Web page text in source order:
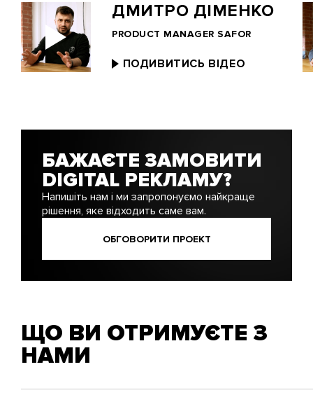
ПОДИВИТИСЬ ВІДЕО
PRODUCT MANAGER SAFOR
ДМИТРО ДІМЕНКО
БАЖАЄТЕ ЗАМОВИТИ
DIGITAL РЕКЛАМУ?
Напишіть нам і ми запропонуємо найкраще
рішення, яке відходить саме вам.
ОБГОВОРИТИ ПРОЕКТ
ЩО ВИ ОТРИМУЄТЕ З
НАМИ